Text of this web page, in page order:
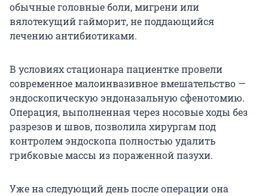
обычные головные боли, мигрени или
вялотекущий гайморит, не поддающийся
лечению антибиотиками.
В условиях стационара пациентке провели
современное малоинвазивное вмешательство —
эндоскопическую эндоназальную сфенотомию.
Операция, выполненная через носовые ходы без
разрезов и швов, позволила хирургам под
контролем эндоскопа полностью удалить
грибковые массы из пораженной пазухи.
Уже на следующий день после операции она